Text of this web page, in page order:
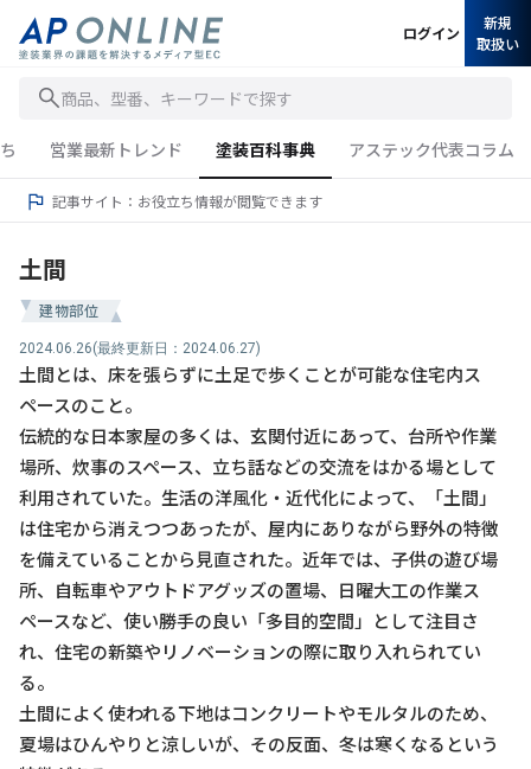
商品、型番、キーワードで探す
ログイン
新規
取扱い
営業最新トレンド 塗装百科事典 アステック代表コラム
記事サイト：お役立ち情報が閲覧できます
土間
建物部位
2024.06.26(最終更新日：2024.06.27)
土間とは、床を張らずに土足で歩くことが可能な住宅内ス
ペースのこと。
伝統的な日本家屋の多くは、玄関付近にあって、台所や作業
場所、炊事のスペース、立ち話などの交流をはかる場として
利用されていた。生活の洋風化・近代化によって、「土間」
は住宅から消えつつあったが、屋内にありながら野外の特徴
を備えていることから見直された。近年では、子供の遊び場
所、自転車やアウトドアグッズの置場、日曜大工の作業ス
ペースなど、使い勝手の良い「多目的空間」として注目さ
れ、住宅の新築やリノベーションの際に取り入れられてい
る。
土間によく使われる下地はコンクリートやモルタルのため、
夏場はひんやりと涼しいが、その反面、冬は寒くなるという